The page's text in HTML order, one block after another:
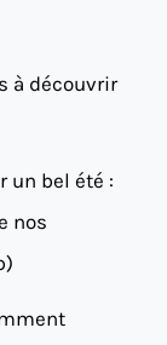
à découvrir
un bel été :
nos